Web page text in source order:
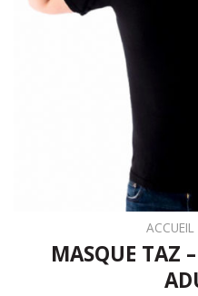
ACCUEIL
MASQUE TAZ